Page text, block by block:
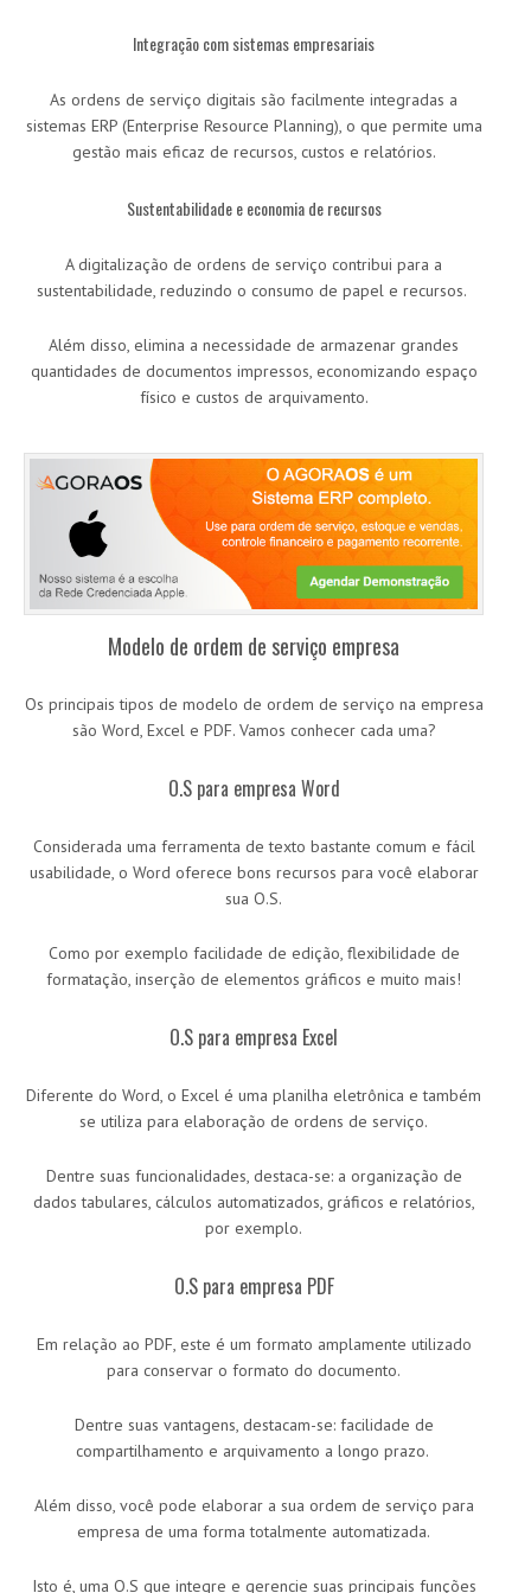
Integração com sistemas empresariais
As ordens de serviço digitais são facilmente integradas a
sistemas ERP (Enterprise Resource Planning), o que permite uma
gestão mais eficaz de recursos, custos e relatórios.
Sustentabilidade e economia de recursos
A digitalização de ordens de serviço contribui para a
sustentabilidade, reduzindo o consumo de papel e recursos.
Além disso, elimina a necessidade de armazenar grandes
quantidades de documentos impressos, economizando espaço
físico e custos de arquivamento.
Modelo de ordem de serviço empresa
Os principais tipos de modelo de ordem de serviço na empresa
são Word, Excel e PDF. Vamos conhecer cada uma?
O.S para empresa Word
Considerada uma ferramenta de texto bastante comum e fácil
usabilidade, o Word oferece bons recursos para você elaborar
sua O.S.
Como por exemplo facilidade de edição, flexibilidade de
formatação, inserção de elementos gráficos e muito mais!
O.S para empresa Excel
Diferente do Word, o Excel é uma planilha eletrônica e também
se utiliza para elaboração de ordens de serviço.
Dentre suas funcionalidades, destaca-se: a organização de
dados tabulares, cálculos automatizados, gráficos e relatórios,
por exemplo.
O.S para empresa PDF
Em relação ao PDF, este é um formato amplamente utilizado
para conservar o formato do documento.
Dentre suas vantagens, destacam-se: facilidade de
compartilhamento e arquivamento a longo prazo.
Além disso, você pode elaborar a sua ordem de serviço para
empresa de uma forma totalmente automatizada.
Isto é, uma O.S que integre e gerencie suas principais funções